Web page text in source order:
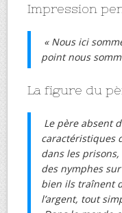
Impression
« Nous ici
point nous
La figure du
Le père absent
caractéristiques
dans les
des nymphes
bien ils traînent
l’argent, tout